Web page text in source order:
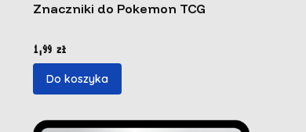
Znaczniki do Pokemon TCG
Cena
1,99 zł
Do koszyka